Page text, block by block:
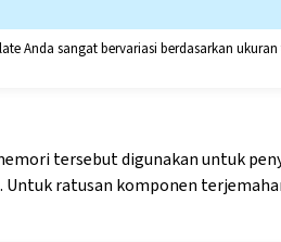
Anda sangat bervariasi berdasarkan
tersebut digunakan untuk
ratusan komponen